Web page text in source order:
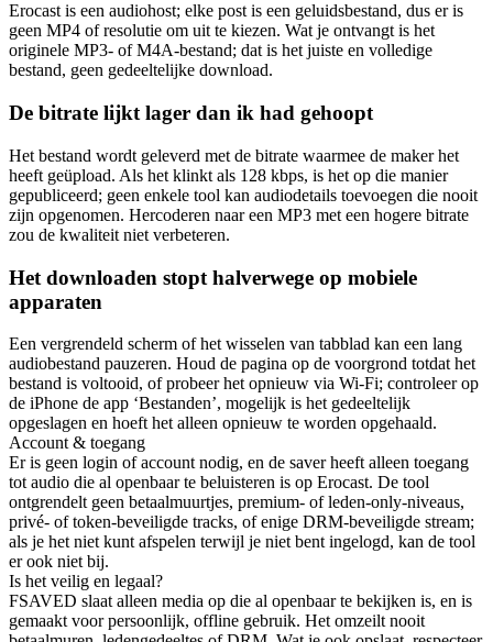
Erocast is een audiohost; elke post is een geluidsbestand, dus er is
geen MP4 of resolutie om uit te kiezen. Wat je ontvangt is het
originele MP3- of M4A-bestand; dat is het juiste en volledige
bestand, geen gedeeltelijke download.
De bitrate lijkt lager dan ik had gehoopt
Het bestand wordt geleverd met de bitrate waarmee de maker het
heeft geüpload. Als het klinkt als 128 kbps, is het op die manier
gepubliceerd; geen enkele tool kan audiodetails toevoegen die nooit
zijn opgenomen. Hercoderen naar een MP3 met een hogere bitrate
zou de kwaliteit niet verbeteren.
Het downloaden stopt halverwege op mobiele
apparaten
Een vergrendeld scherm of het wisselen van tabblad kan een lang
audiobestand pauzeren. Houd de pagina op de voorgrond totdat het
bestand is voltooid, of probeer het opnieuw via Wi-Fi; controleer op
de iPhone de app ‘Bestanden’, mogelijk is het gedeeltelijk
opgeslagen en hoeft het alleen opnieuw te worden opgehaald.
Account & toegang
Er is geen login of account nodig, en de saver heeft alleen toegang
tot audio die al openbaar te beluisteren is op Erocast. De tool
ontgrendelt geen betaalmuurtjes, premium- of leden-only-niveaus,
privé- of token-beveiligde tracks, of enige DRM-beveiligde stream;
als je het niet kunt afspelen terwijl je niet bent ingelogd, kan de tool
er ook niet bij.
Is het veilig en legaal?
FSAVED slaat alleen media op die al openbaar te bekijken is, en is
gemaakt voor persoonlijk, offline gebruik. Het omzeilt nooit